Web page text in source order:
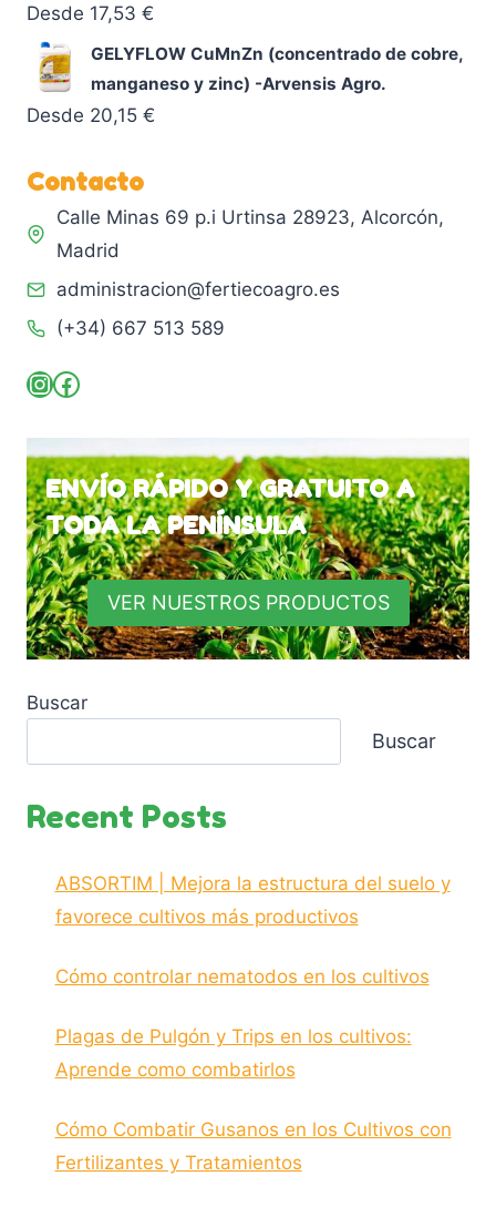
Desde 17,53 €
GELYFLOW CuMnZn (concentrado de cobre,
manganeso y zinc) -Arvensis Agro.
Desde 20,15 €
Contacto
Calle Minas 69 p.i Urtinsa 28923, Alcorcón,
Madrid
administracion@fertiecoagro.es
(+34) 667 513 589
Instagram
Facebook
ENVÍO RÁPIDO Y GRATUITO A
TODA LA PENÍNSULA
VER NUESTROS PRODUCTOS
Buscar
Buscar
Recent Posts
ABSORTIM | Mejora la estructura del suelo y
favorece cultivos más productivos
Cómo controlar nematodos en los cultivos
Plagas de Pulgón y Trips en los cultivos:
Aprende como combatirlos
Cómo Combatir Gusanos en los Cultivos con
Fertilizantes y Tratamientos